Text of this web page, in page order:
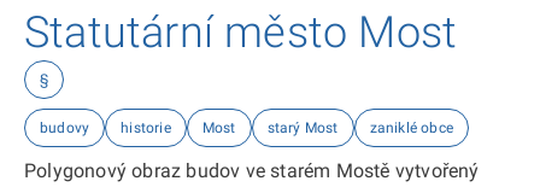
Statutární město Most
§
budovy historie Most starý Most zaniklé obce
Polygonový obraz budov ve starém Mostě vytvořený